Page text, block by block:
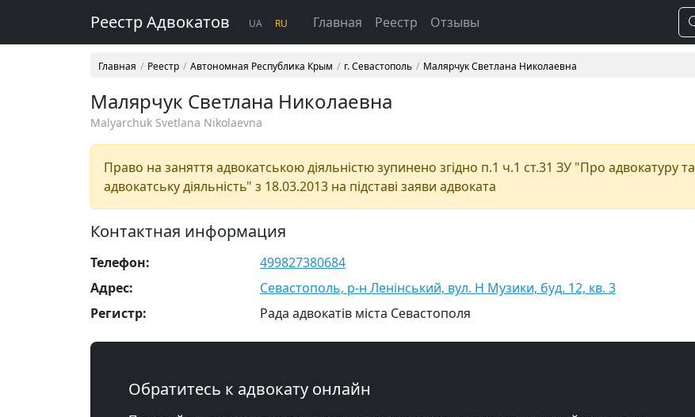
Реестр Адвокатов UA RU Главная Реестр Отзывы
Главная Реестр Автономная Республика Крым г. Севастополь Малярчук Светлана Николаевна
Малярчук Светлана Николаевна
Malyarchuk Svetlana Nikolaevna
Право на заняття адвокатською діяльністю зупинено згідно п.1 ч.1 ст.31 ЗУ "Про адвокатуру та
адвокатську діяльність" з 18.03.2013 на підставі заяви адвоката
Контактная информация
Телефон:
499827380684
Адрес:
Севастополь, р-н Ленінський, вул. Н Музики, буд. 12, кв. 3
Регистр:
Рада адвокатів міста Севастополя
Обратитесь к адвокату онлайн